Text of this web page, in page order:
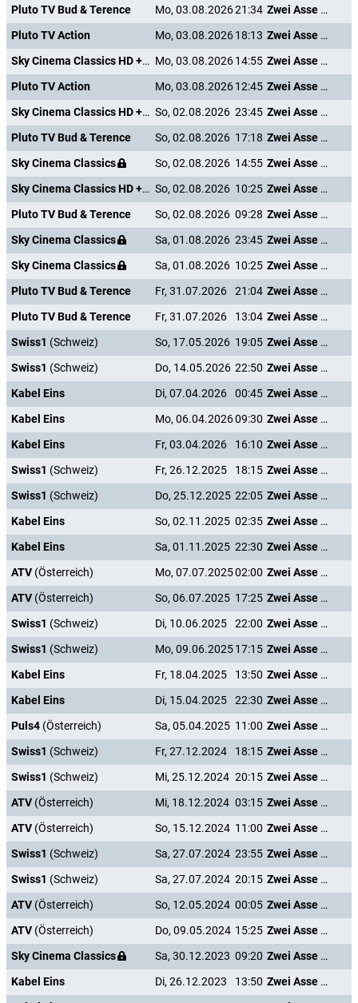
Pluto TV Bud & Terence
Mo, 03.08.202621:34
Zwei Asse trumpfen auf
Pluto TV Action
Mo, 03.08.202618:13
Zwei Asse trumpfen auf
Sky Cinema Classics HD +24 Mo, 03.08.202614:55
Zwei Asse trumpfen auf
Pluto TV Action
Mo, 03.08.202612:45
Zwei Asse trumpfen auf
Sky Cinema Classics HD +24 So, 02.08.2026 23:45
Zwei Asse trumpfen auf
Pluto TV Bud & Terence
So, 02.08.2026 17:18
Zwei Asse trumpfen auf
Sky Cinema Classics
So, 02.08.2026 14:55
Zwei Asse trumpfen auf
Sky Cinema Classics HD +24 So, 02.08.2026 10:25
Zwei Asse trumpfen auf
Pluto TV Bud & Terence
So, 02.08.2026 09:28
Zwei Asse trumpfen auf
Sky Cinema Classics
Sa, 01.08.2026 23:45
Zwei Asse trumpfen auf
Sky Cinema Classics
Sa, 01.08.2026 10:25
Zwei Asse trumpfen auf
Pluto TV Bud & Terence
Fr, 31.07.2026 21:04
Zwei Asse trumpfen auf
Pluto TV Bud & Terence
Fr, 31.07.2026 13:04
Zwei Asse trumpfen auf
Swiss1 (Schweiz) So, 17.05.2026 19:05
Zwei Asse trumpfen auf
Swiss1 (Schweiz) Do, 14.05.2026 22:50
Zwei Asse trumpfen auf
Kabel Eins
Di, 07.04.2026 00:45
Zwei Asse trumpfen auf
Kabel Eins
Mo, 06.04.202609:30
Zwei Asse trumpfen auf
Kabel Eins
Fr, 03.04.2026 16:10
Zwei Asse trumpfen auf
Swiss1 (Schweiz) Fr, 26.12.2025 18:15
Zwei Asse trumpfen auf
Swiss1 (Schweiz) Do, 25.12.2025 22:05
Zwei Asse trumpfen auf
Kabel Eins
So, 02.11.2025 02:35
Zwei Asse trumpfen auf
Kabel Eins
Sa, 01.11.2025 22:30
Zwei Asse trumpfen auf
ATV (Österreich) Mo, 07.07.202502:00
Zwei Asse trumpfen auf
ATV (Österreich) So, 06.07.2025 17:25
Zwei Asse trumpfen auf
Swiss1 (Schweiz) Di, 10.06.2025 22:00
Zwei Asse trumpfen auf
Swiss1 (Schweiz) Mo, 09.06.202517:15
Zwei Asse trumpfen auf
Kabel Eins
Fr, 18.04.2025 13:50
Zwei Asse trumpfen auf
Kabel Eins
Di, 15.04.2025 22:30
Zwei Asse trumpfen auf
Puls4 (Österreich) Sa, 05.04.2025 11:00
Zwei Asse trumpfen auf
Swiss1 (Schweiz) Fr, 27.12.2024 18:15
Zwei Asse trumpfen auf
Swiss1 (Schweiz) Mi, 25.12.2024 20:15
Zwei Asse trumpfen auf
ATV (Österreich) Mi, 18.12.2024 03:15
Zwei Asse trumpfen auf
ATV (Österreich) So, 15.12.2024 11:00
Zwei Asse trumpfen auf
Swiss1 (Schweiz) Sa, 27.07.2024 23:55
Zwei Asse trumpfen auf
Swiss1 (Schweiz) Sa, 27.07.2024 20:15
Zwei Asse trumpfen auf
ATV (Österreich) So, 12.05.2024 00:05
Zwei Asse trumpfen auf
ATV (Österreich) Do, 09.05.2024 15:25
Zwei Asse trumpfen auf
Sky Cinema Classics
Sa, 30.12.2023 09:20
Zwei Asse trumpfen auf
Kabel Eins
Di, 26.12.2023 13:50
Zwei Asse trumpfen auf